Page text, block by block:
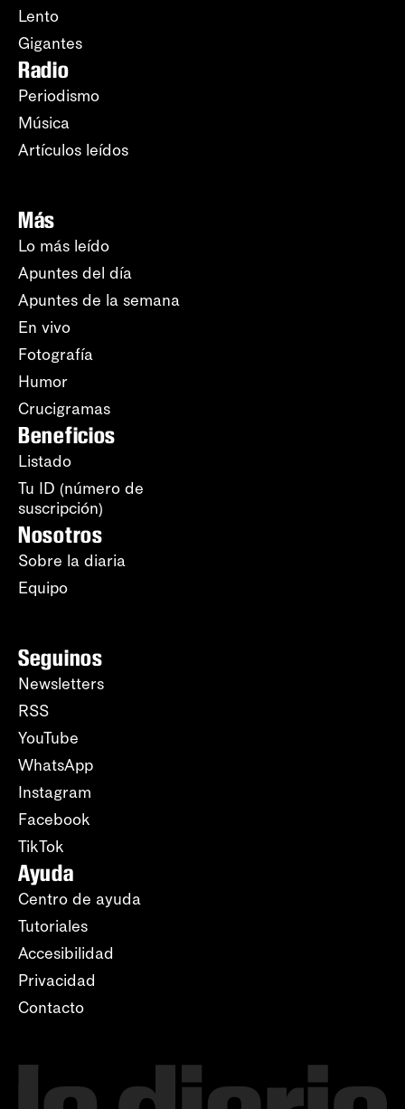
Lento
Gigantes
Radio
Periodismo
Música
Artículos leídos
Más
Lo más leído
Apuntes del día
Apuntes de la semana
En vivo
Fotografía
Humor
Crucigramas
Beneficios
Listado
Tu ID (número de
suscripción)
Nosotros
Sobre la diaria
Equipo
Seguinos
Newsletters
RSS
YouTube
WhatsApp
Instagram
Facebook
TikTok
Ayuda
Centro de ayuda
Tutoriales
Accesibilidad
Privacidad
Contacto